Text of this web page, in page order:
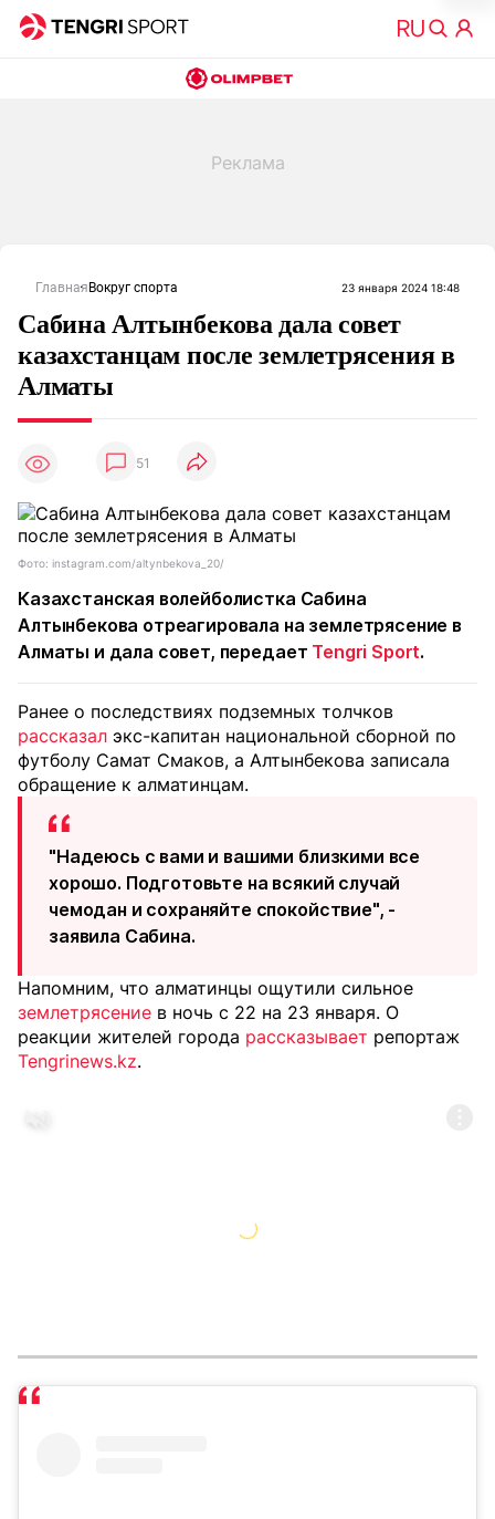
Главная Вокруг спорта 23 января 2024 18:48
Сабина Алтынбекова дала совет
казахстанцам после землетрясения в
Алматы
51
Фото: instagram.com/altynbekova_20/
Казахстанская волейболистка Сабина
Алтынбекова отреагировала на землетрясение в
Алматы и дала совет, передает Tengri Sport.
Ранее о последствиях подземных толчков
рассказал экс-капитан национальной сборной по
футболу Самат Смаков, а Алтынбекова записала
обращение к алматинцам.
"Надеюсь с вами и вашими близкими все
хорошо. Подготовьте на всякий случай
чемодан и сохраняйте спокойствие", -
заявила Сабина.
Напомним, что алматинцы ощутили сильное
землетрясение в ночь с 22 на 23 января. О
реакции жителей города рассказывает репортаж
Tengrinews.kz.